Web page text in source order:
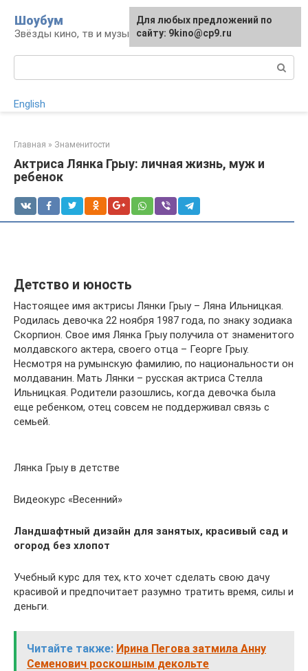
контенту
Шоубум
Звёзды кино, тв и музыки
English
Главная » Знаменитости
Актриса Лянка Грыу: личная жизнь, муж и
ребенок
Детство и юность
Настоящее имя актрисы Лянки Грыу – Ляна Ильницкая.
Родилась девочка 22 ноября 1987 года, по знаку зодиака
Скорпион. Свое имя Лянка Грыу получила от знаменитого
молдавского актера, своего отца – Георге Грыу.
Несмотря на румынскую фамилию, по национальности он
молдаванин. Мать Лянки – русская актриса Стелла
Ильницкая. Родители разошлись, когда девочка была
еще ребенком, отец совсем не поддерживал связь с
семьей.
Лянка Грыу в детстве
Видеокурс «Весенний»
Ландшафтный дизайн для занятых, красивый сад и
огород без хлопот
Учебный курс для тех, кто хочет сделать свою дачу
красивой и предпочитает разумно тратить время, силы и
деньги.
Читайте также: Ирина Пегова затмила Анну
Семенович роскошным декольте
Для любых предложений по
сайту: 9kino@cp9.ru